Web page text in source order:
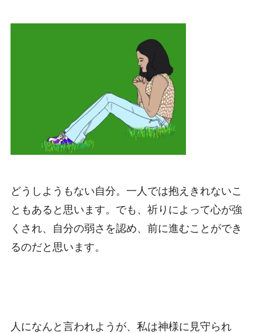
どうしようもない自分。一人では抱えきれないこ
ともあると思います。でも、祈りによって心が強
くされ、自分の弱さを認め、前に進むことができ
るのだと思います。
人になんと言われようが、私は神様に見守られ